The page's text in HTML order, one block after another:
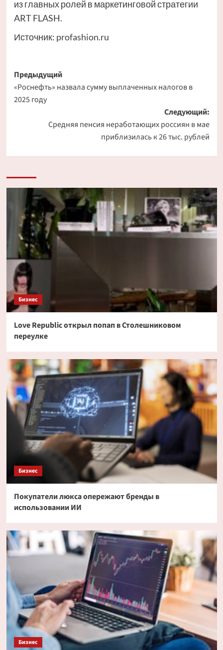
из главных ролей в маркетинговой стратегии
ART FLASH.
Источник: profashion.ru
Навигация
записи
Предыдущий
«Роснефть» назвала сумму выплаченных налогов в
2025 году
Следующий:
Средняя пенсия неработающих россиян в мае
приблизилась к 26 тыс. рублей
Бизнес
Love Republic открыл попап в Столешниковом
переулке
Бизнес
Покупатели люкса опережают бренды в
использовании ИИ
Бизнес